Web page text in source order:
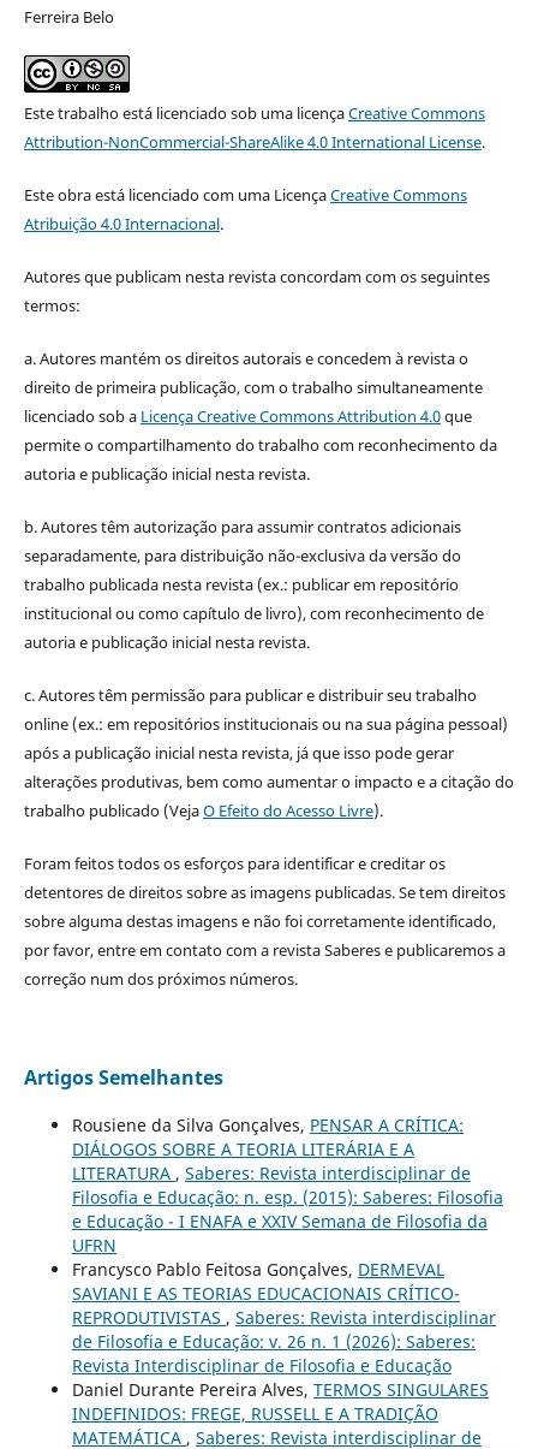
Ferreira Belo
Este trabalho está licenciado sob uma licençaCreative Commons
Attribution-NonCommercial-ShareAlike 4.0 International License.
Este obra está licenciado com uma LicençaCreative Commons
Atribuição 4.0 Internacional.
Autores que publicam nesta revista concordam com os seguintes
termos:
a. Autores mantém os direitos autorais e concedem à revista o
direito de primeira publicação, com o trabalho simultaneamente
licenciado sob a Licença Creative Commons Attribution 4.0que
permite o compartilhamento do trabalho com reconhecimento da
autoria e publicação inicial nesta revista.
b. Autores têm autorização para assumir contratos adicionais
separadamente, para distribuição não-exclusiva da versão do
trabalho publicada nesta revista (ex.: publicar em repositório
institucional ou como capítulo de livro), com reconhecimento de
autoria e publicação inicial nesta revista.
c. Autores têm permissão para publicar e distribuir seu trabalho
online (ex.: em repositórios institucionais ou na sua página pessoal)
após a publicação inicial nesta revista, já que isso pode gerar
alterações produtivas, bem como aumentar o impacto e a citação do
trabalho publicado (VejaO Efeito do Acesso Livre).
Foram feitos todos os esforços para identificar e creditar os
detentores de direitos sobre as imagens publicadas. Se tem direitos
sobre alguma destas imagens e não foi corretamente identificado,
por favor, entre em contato com a revista Saberes e publicaremos a
correção num dos próximos números.
Artigos Semelhantes
Rousiene da Silva Gonçalves, PENSAR A CRÍTICA:
DIÁLOGOS SOBRE A TEORIA LITERÁRIA E A
LITERATURA , Saberes: Revista interdisciplinar de
Filosofia e Educação: n. esp. (2015): Saberes: Filosofia
e Educação - I ENAFA e XXIV Semana de Filosofia da
UFRN
Francysco Pablo Feitosa Gonçalves, DERMEVAL
SAVIANI E AS TEORIAS EDUCACIONAIS CRÍTICO-
REPRODUTIVISTAS , Saberes: Revista interdisciplinar
de Filosofia e Educação: v. 26 n. 1 (2026): Saberes:
Revista Interdisciplinar de Filosofia e Educação
Daniel Durante Pereira Alves, TERMOS SINGULARES
INDEFINIDOS: FREGE, RUSSELL E A TRADIÇÃO
MATEMÁTICA , Saberes: Revista interdisciplinar de